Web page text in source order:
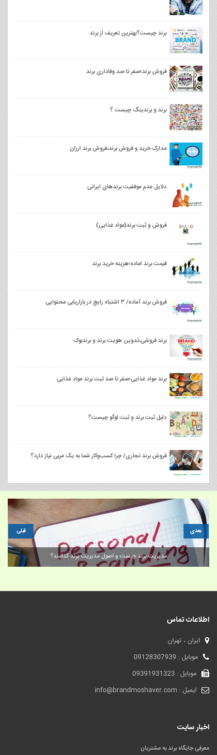
برند چیست؟بهترین تعریف از برند
فروش برند؛صفر تا صد وفاداری برند
برند و برندینگ چیست ؟
مدارک خرید و فروش برند،فروش برند ارزان
دلایل عدم موفقیت برندهای ایرانی
فروش و ثبت برند(مواد غذایی)
قیمت برند اماده؛هزینه خرید برند
فروش برند آماده/ ۳ اشتباه رایج در بازاریابی محتوایی
برند فروشی،تدوین هویت برند و برندبوک
برند مواد غذایی؛صفر تا صد ثبت برند مواد غذایی
دلیل ثبت برند و ثبت لوگو چیست؟
فروش برند تجاری/ چرا کسب‌وکار شما به یک مربی نیاز دارد؟
مدیریت برند چیست و اصول مدیریت برند کدامند؟
قبلی بعدی
اطلاعات تماس
ایران ، تهران
موبایل : 09128307939
موبایل : 09391931323
ایمیل : info@brandmoshaver.com
اخبار سایت
معرفی جایگاه برند به مشتریان